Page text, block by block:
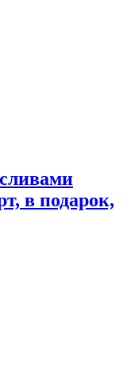
в подарок,